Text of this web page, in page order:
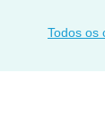
Todos os